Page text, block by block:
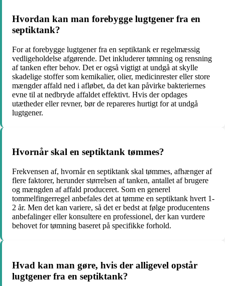
Hvordan kan man forebygge lugtgener fra en
septiktank?
For at forebygge lugtgener fra en septiktank er regelmæssig
vedligeholdelse afgørende. Det inkluderer tømning og rensning
af tanken efter behov. Det er også vigtigt at undgå at skylle
skadelige stoffer som kemikalier, olier, medicinrester eller store
mængder affald ned i afløbet, da det kan påvirke bakteriernes
evne til at nedbryde affaldet effektivt. Hvis der opdages
utætheder eller revner, bør de repareres hurtigt for at undgå
lugtgener.
Hvornår skal en septiktank tømmes?
Frekvensen af, hvornår en septiktank skal tømmes, afhænger af
flere faktorer, herunder størrelsen af tanken, antallet af brugere
og mængden af affald produceret. Som en generel
tommelfingerregel anbefales det at tømme en septiktank hvert 1-
2 år. Men det kan variere, så det er bedst at følge producentens
anbefalinger eller konsultere en professionel, der kan vurdere
behovet for tømning baseret på specifikke forhold.
Hvad kan man gøre, hvis der alligevel opstår
lugtgener fra en septiktank?